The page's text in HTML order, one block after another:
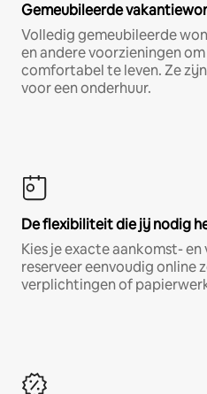
Gemeubileerde
Volledig gemeubileerde
en andere voorzieningen
comfortabel te leven. Ze
voor een onderhuur.
De flexibiliteit die jij nodig
Kies je exacte aankomst-
reserveer eenvoudig online
verplichtingen of